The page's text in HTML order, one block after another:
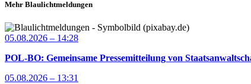
Mehr Blaulichtmeldungen
05.08.2026 – 14:28
POL-BO: Gemeinsame Pressemitteilung von
05.08.2026 – 13:31